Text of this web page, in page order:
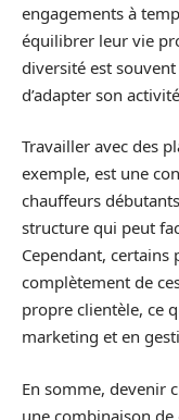
engagements à
équilibrer leur vie
diversité est
d’adapter son
Travailler avec des
exemple, est une
chauffeurs
structure qui peut
Cependant, certains
complètement de
propre clientèle, ce
marketing et en
En somme, devenir
une combinaison de